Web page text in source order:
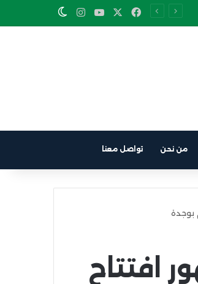
Facebook
YouTube
Instagram
Switch skin
من نحن تواصل معنا
بوجدة
افتتاح